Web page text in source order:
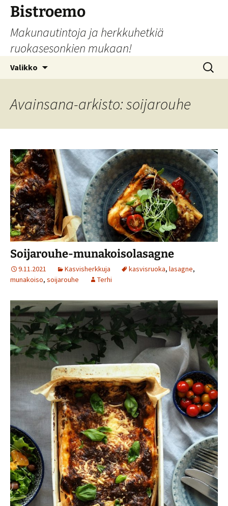
Siirry
sisältöön
Bistroemo
Makunautintoja ja herkkuhetkiä
ruokasesonkien mukaan!
Valikko Haku:
Avainsana-arkisto: soijarouhe
Soijarouhe-munakoisolasagne
9.11.2021 Kasvisherkkuja kasvisruoka, lasagne,
munakoiso, soijarouhe Terhi